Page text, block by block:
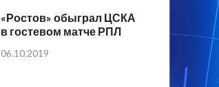
«Ростов» обыграл ЦСКА
в гостевом матче РПЛ
06.10.2019